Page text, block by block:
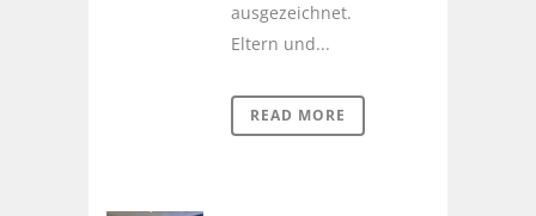
ausgezeichnet.
Eltern und...
READ MORE